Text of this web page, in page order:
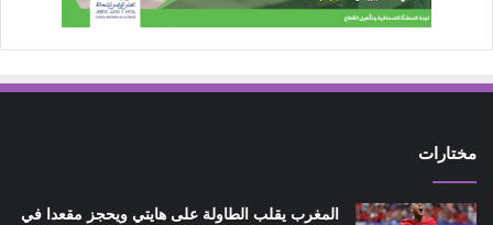
مختارات
المغرب يقلب الطاولة على هايتي ويحجز مقعدا في